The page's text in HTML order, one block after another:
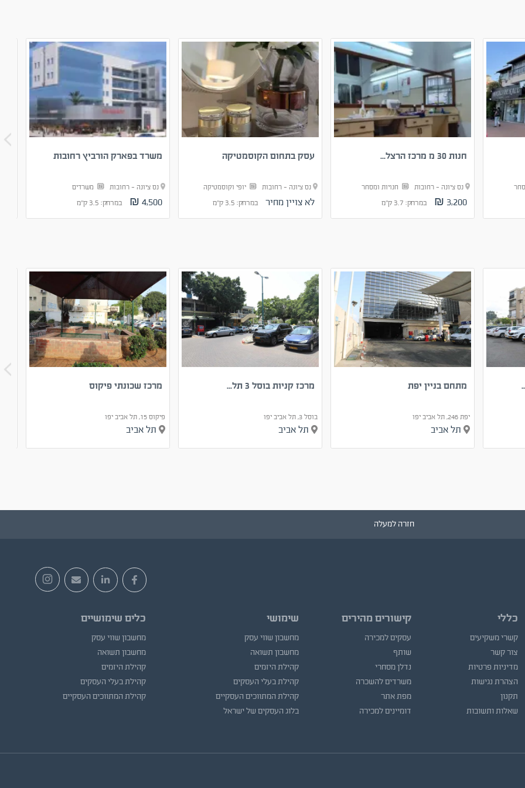
חנות 30 מ מרכז הרצל...
נס ציונה - רחובות חנויות ומסחר
3,200 ₪ במרחק: 3.7 ק"מ
עסק בתחום הקוסמטיקה
נס ציונה - רחובות יופי וקוסמטיקה
לא צויין מחיר במרחק: 3.5 ק"מ
משרד בפארק הורביץ רחובות
נס ציונה - רחובות משרדים
4,500 ₪ במרחק: 3.5 ק"מ
מתחם בניין יפת
יפת 246, תל אביב יפו
תל אביב
מרכז קניות בוסל 3 תל...
בוסל 3, תל אביב יפו
תל אביב
מרכז שכונתי פיקוס
פיקוס 15, תל אביב יפו
תל אביב
חזרה למעלה
כללי
קשרי משקיעים
צור קשר
מדיניות פרטיות
הצהרת נגישות
תקנון
שאלות ותשובות
קישורים מהירים
עסקים למכירה
שותף
נדלן מסחרי
משרדים להשכרה
מפת אתר
דומיינים למכירה
שימושי
מחשבון שווי עסק
מחשבון תשואה
קהילת היזמים
קהילת בעלי העסקים
קהילת המתווכים העסקיים
בלוג העסקים של ישראל
כלים שימושיים
מחשבון שווי עסק
מחשבון תשואה
קהילת היזמים
קהילת בעלי העסקים
קהילת המתווכים העסקיים